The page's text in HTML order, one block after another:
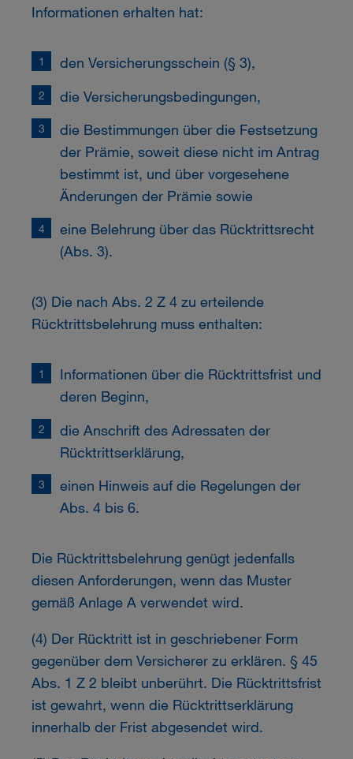
Informationen erhalten hat:
den Versicherungsschein (§ 3),
die Versicherungsbedingungen,
die Bestimmungen über die Festsetzung
der Prämie, soweit diese nicht im Antrag
bestimmt ist, und über vorgesehene
Änderungen der Prämie sowie
eine Belehrung über das Rücktrittsrecht
(Abs. 3).
(3) Die nach Abs. 2 Z 4 zu erteilende
Rücktrittsbelehrung muss enthalten:
Informationen über die Rücktrittsfrist und
deren Beginn,
die Anschrift des Adressaten der
Rücktrittserklärung,
einen Hinweis auf die Regelungen der
Abs. 4 bis 6.
Die Rücktrittsbelehrung genügt jedenfalls
diesen Anforderungen, wenn das Muster
gemäß Anlage A verwendet wird.
(4) Der Rücktritt ist in geschriebener Form
gegenüber dem Versicherer zu erklären. § 45
Abs. 1 Z 2 bleibt unberührt. Die Rücktrittsfrist
ist gewahrt, wenn die Rücktrittserklärung
innerhalb der Frist abgesendet wird.